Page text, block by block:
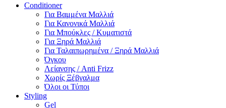
Conditioner
Για Βαμμένα Μαλλιά
Για Κανονικά Μαλλιά
Για Μπούκλες / Κυματιστά
Για Ξηρά Μαλλιά
Για Ταλαιπωρημένα / Ξηρά Μαλλιά
Όγκου
Λείανσης / Anti Frizz
Χωρίς Ξέβγαλμα
Όλοι οι Τύποι
Styling
Gel